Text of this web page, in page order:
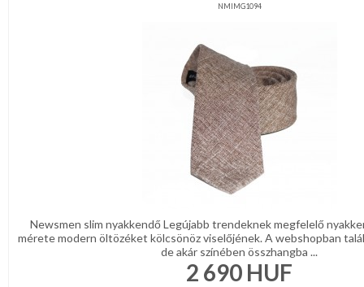
NMIMG1094
Newsmen slim nyakkendő Legújabb trendeknek megfelelő
mérete modern öltözéket kölcsönöz viselőjének. A webshopban
de akár színében összhangba ...
2 690 HUF